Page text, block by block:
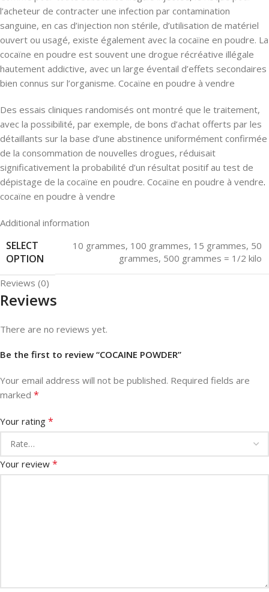
l’acheteur de contracter une infection par contamination
sanguine, en cas d’injection non stérile, d’utilisation de matériel
ouvert ou usagé, existe également avec la cocaïne en poudre. La
cocaïne en poudre est souvent une drogue récréative illégale
hautement addictive, avec un large éventail d’effets secondaires
bien connus sur l’organisme. Cocaïne en poudre à vendre
Des essais cliniques randomisés ont montré que le traitement,
avec la possibilité, par exemple, de bons d’achat offerts par les
détaillants sur la base d’une abstinence uniformément confirmée
de la consommation de nouvelles drogues, réduisait
significativement la probabilité d’un résultat positif au test de
dépistage de la cocaïne en poudre. Cocaïne en poudre à vendre.
cocaïne en poudre à vendre
Additional information
SELECT
OPTION
10 grammes, 100 grammes, 15 grammes, 50
grammes, 500 grammes = 1/2 kilo
Reviews (0)
Reviews
There are no reviews yet.
Be the first to review “COCAINE POWDER”
Your email address will not be published. Required fields are
marked *
Your rating *
Your review *